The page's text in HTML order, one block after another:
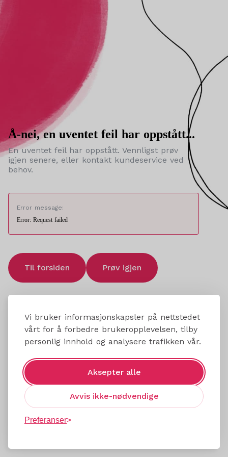
Vi bruker informasjonskapsler på nettstedet
vårt for å forbedre brukeropplevelsen, tilby
personlig innhold og analysere trafikken vår.
Aksepter alle
Avvis ikke-nødvendige
Preferanser
Å-nei, en uventet feil har oppstått...
En uventet feil har oppstått. Vennligst prøv
igjen senere, eller kontakt kundeservice ved
behov.
Error message:
Error: Request failed
Til forsiden Prøv igjen